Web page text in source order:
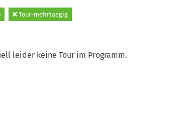
Tour-mehrtaegig
leider keine Tour im Programm.